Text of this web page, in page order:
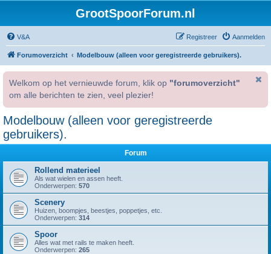
GrootSpoorForum.nl
V&A Aanmelden
Registreer
Forumoverzicht Modelbouw (alleen voor geregistreerde gebruikers).
Welkom op het vernieuwde forum, klik op "forumoverzicht"
om alle berichten te zien, veel plezier!
Modelbouw (alleen voor geregistreerde
gebruikers).
Forum
Rollend materieel
Als wat wielen en assen heeft.
Onderwerpen: 570
Scenery
Huizen, boompjes, beestjes, poppetjes, etc.
Onderwerpen: 314
Spoor
Alles wat met rails te maken heeft.
Onderwerpen: 265